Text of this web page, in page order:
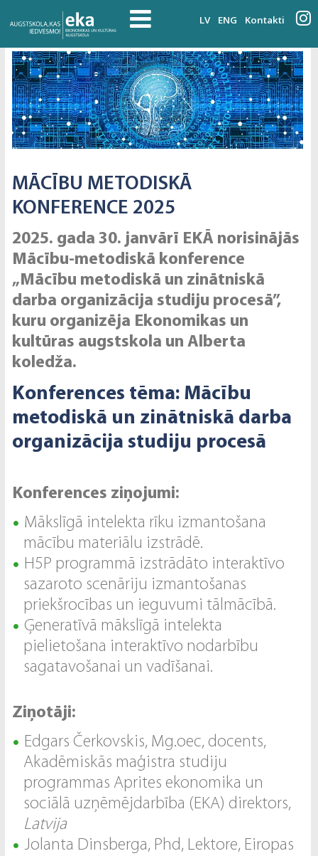
LV ENG Kontakti
MĀCĪBU METODISKĀ
KONFERENCE 2025
2025. gada 30. janvārī EKĀ norisinājās
Mācību-metodiskā konference
„Mācību metodiskā un zinātniskā
darba organizācija studiju procesā”,
kuru organizēja Ekonomikas un
kultūras augstskola un Alberta
koledža.
Konferences tēma: Mācību
metodiskā un zinātniskā darba
organizācija studiju procesā
Konferences ziņojumi:
Mākslīgā intelekta rīku izmantošana
mācību materiālu izstrādē.
H5P programmā izstrādāto interaktīvo
sazaroto scenāriju izmantošanas
priekšrocības un ieguvumi tālmācībā.
Ģeneratīvā mākslīgā intelekta
pielietošana interaktīvo nodarbību
sagatavošanai un vadīšanai.
Ziņotāji:
Edgars Čerkovskis, Mg.oec, docents,
Akadēmiskās maģistra studiju
programmas Aprites ekonomika un
sociālā uzņēmējdarbība (EKA) direktors,
Latvija
Jolanta Dinsberga, Phd, Lektore, Eiropas